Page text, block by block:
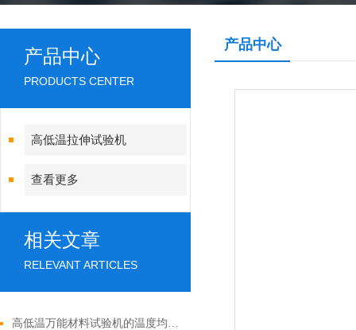
产品中心
PRODUCTS CENTER
高低温拉伸试验机
查看更多
相关文章
RELEVANT ARTICLES
高低温万能材料试验机的温度均匀性与哪些因素有关？
产品中心